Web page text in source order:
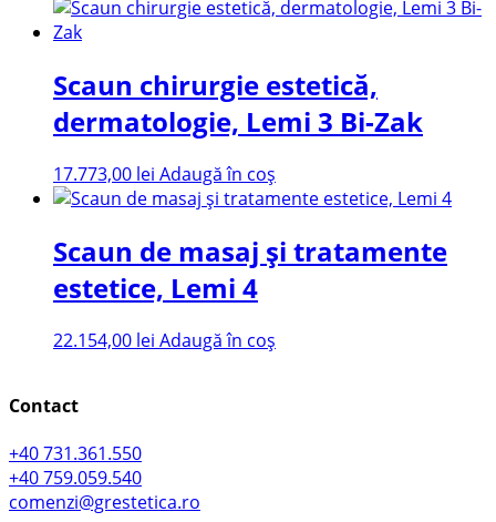
Scaun chirurgie estetică,
dermatologie, Lemi 3 Bi-Zak
17.773,00 lei Adaugă în coș
Scaun de masaj și tratamente
estetice, Lemi 4
22.154,00 lei Adaugă în coș
Contact
+40 731.361.550
+40 759.059.540
comenzi@grestetica.ro